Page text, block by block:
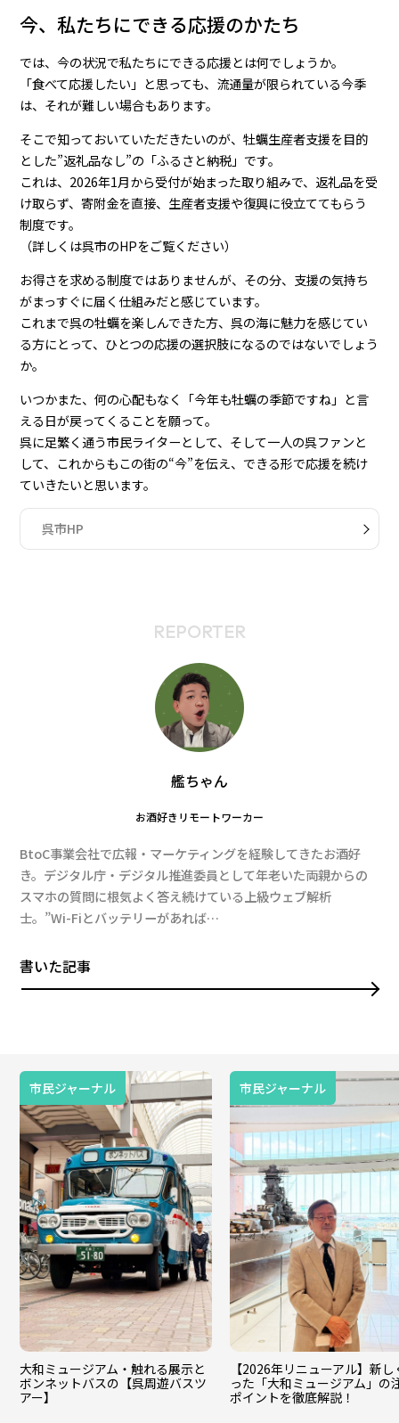
今、私たちにできる応援のかたち
では、今の状況で私たちにできる応援とは何でしょうか。
「食べて応援したい」と思っても、流通量が限られている今季
は、それが難しい場合もあります。
そこで知っておいていただきたいのが、牡蠣生産者支援を目的
とした”返礼品なし”の「ふるさと納税」です。
これは、2026年1月から受付が始まった取り組みで、返礼品を受
け取らず、寄附金を直接、生産者支援や復興に役立ててもらう
制度です。
（詳しくは呉市のHPをご覧ください）
お得さを求める制度ではありませんが、その分、支援の気持ち
がまっすぐに届く仕組みだと感じています。
これまで呉の牡蠣を楽しんできた方、呉の海に魅力を感じてい
る方にとって、ひとつの応援の選択肢になるのではないでしょう
か。
いつかまた、何の心配もなく「今年も牡蠣の季節ですね」と言
える日が戻ってくることを願って。
呉に足繁く通う市民ライターとして、そして一人の呉ファンと
して、これからもこの街の“今”を伝え、できる形で応援を続け
ていきたいと思います。
呉市HP
REPORTER
艦ちゃん
お酒好きリモートワーカー
BtoC事業会社で広報・マーケティングを経験してきたお酒好
き。デジタル庁・デジタル推進委員として年老いた両親からの
スマホの質問に根気よく答え続けている上級ウェブ解析
士。”Wi-Fiとバッテリーがあれば…
書いた記事
市民ジャーナル
大和ミュージアム・触れる展示と
ボンネットバスの【呉周遊バスツ
アー】
市民ジャーナル
【2026年リニューアル】新
った「大和ミュージアム」の
ポイントを徹底解説！